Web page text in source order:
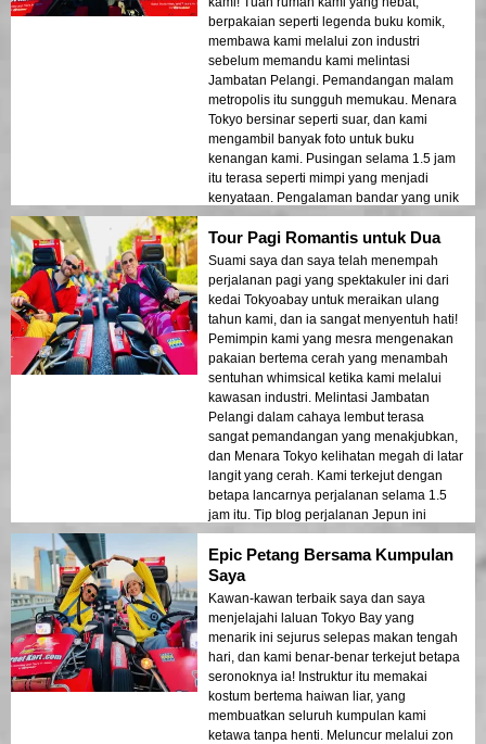
berpakaian seperti legenda buku komik,
membawa kami melalui zon industri
sebelum memandu kami melintasi
Jambatan Pelangi. Pemandangan malam
metropolis itu sungguh memukau. Menara
Tokyo bersinar seperti suar, dan kami
mengambil banyak foto untuk buku
kenangan kami. Pusingan selama 1.5 jam
itu terasa seperti mimpi yang menjadi
kenyataan. Pengalaman bandar yang unik
ini adalah hadiah ikatan keluarga yang
terbaik! 🚀
Tour Pagi Romantis untuk Dua
Suami saya dan saya telah menempah
perjalanan pagi yang spektakuler ini dari
kedai Tokyoabay untuk meraikan ulang
tahun kami, dan ia sangat menyentuh hati!
Pemimpin kami yang mesra mengenakan
pakaian bertema cerah yang menambah
sentuhan whimsical ketika kami melalui
kawasan industri. Melintasi Jambatan
Pelangi dalam cahaya lembut terasa
sangat pemandangan yang menakjubkan,
dan Menara Tokyo kelihatan megah di latar
langit yang cerah. Kami terkejut dengan
betapa lancarnya perjalanan selama 1.5
jam itu. Tip blog perjalanan Jepun ini
benar-benar mengangkat hari istimewa
kami!
Epic Petang Bersama Kumpulan
Saya
Kawan-kawan terbaik saya dan saya
menjelajahi laluan Tokyo Bay yang
menarik ini sejurus selepas makan tengah
hari, dan kami benar-benar terkejut betapa
seronoknya ia! Instruktur itu memakai
kostum bertema haiwan liar, yang
membuatkan seluruh kumpulan kami
ketawa tanpa henti. Meluncur melalui zon